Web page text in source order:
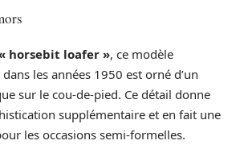
horsebit loafer », ce modèle
les années 1950 est orné d’un
sur le cou-de-pied. Ce détail donne
supplémentaire et en fait une
les occasions semi-formelles.